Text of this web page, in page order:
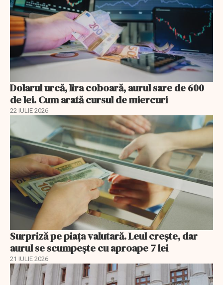
Dolarul urcă, lira coboară, aurul sare de 600
de lei. Cum arată cursul de miercuri
22 IULIE 2026
Surpriză pe piața valutară. Leul crește, dar
aurul se scumpește cu aproape 7 lei
21 IULIE 2026